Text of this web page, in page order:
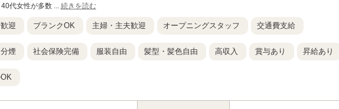
代女性が多数 ... 続きを読む
迎 ブランクOK 主婦・主夫歓迎 オープニングスタッフ 交通費支給
煙 社会保険完備 服装自由 髪型・髪色自由 高収入 賞与あり 昇給あり